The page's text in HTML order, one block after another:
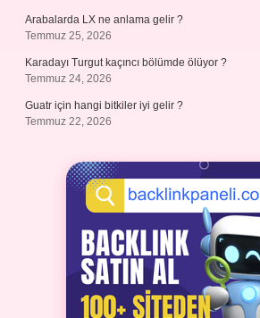
Arabalarda LX ne anlama gelir ?
Temmuz 25, 2026
Karadayı Turgut kaçıncı bölümde ölüyor ?
Temmuz 24, 2026
Guatr için hangi bitkiler iyi gelir ?
Temmuz 22, 2026